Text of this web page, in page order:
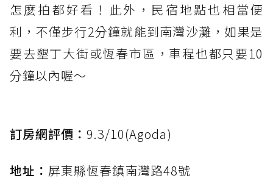
怎麼拍都好看！此外，民宿地點也相當便
利，不僅步行2分鐘就能到南灣沙灘，如果是
要去墾丁大街或恆春市區，車程也都只要10
分鐘以內喔～
訂房網評價： 9.3/10(Agoda)
地址： 屏東縣恆春鎮南灣路48號